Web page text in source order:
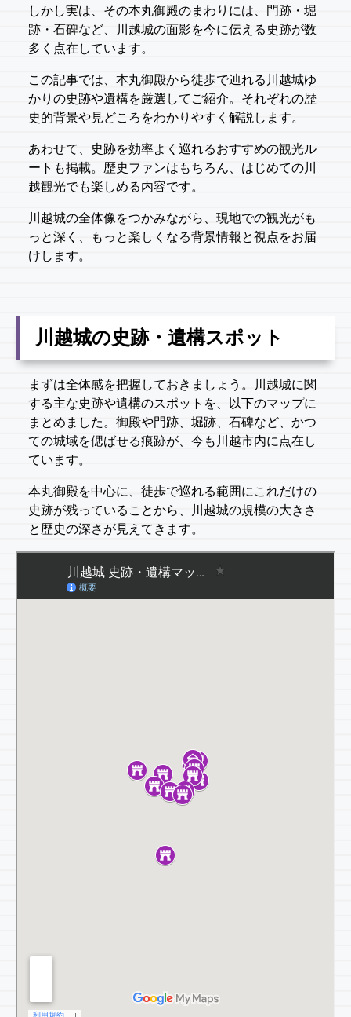
しかし実は、その本丸御殿のまわりには、門跡・堀
跡・石碑など、川越城の面影を今に伝える史跡が数
多く点在しています。
この記事では、本丸御殿から徒歩で辿れる川越城ゆ
かりの史跡や遺構を厳選してご紹介。それぞれの歴
史的背景や見どころをわかりやすく解説します。
あわせて、史跡を効率よく巡れるおすすめの観光ル
ートも掲載。歴史ファンはもちろん、はじめての川
越観光でも楽しめる内容です。
川越城の全体像をつかみながら、現地での観光がも
っと深く、もっと楽しくなる背景情報と視点をお届
けします。
川越城の史跡・遺構スポット
まずは全体感を把握しておきましょう。川越城に関
する主な史跡や遺構のスポットを、以下のマップに
まとめました。御殿や門跡、堀跡、石碑など、かつ
ての城域を偲ばせる痕跡が、今も川越市内に点在し
ています。
本丸御殿を中心に、徒歩で巡れる範囲にこれだけの
史跡が残っていることから、川越城の規模の大きさ
と歴史の深さが見えてきます。